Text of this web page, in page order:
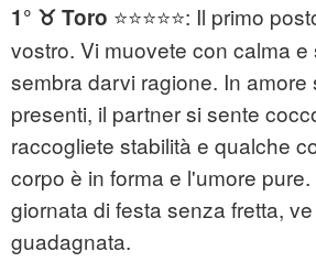
1° ♉ Toro ⭐⭐⭐⭐⭐: Il primo
vostro. Vi muovete con calma
sembra darvi ragione. In amore
presenti, il partner si sente
raccogliete stabilità e qualche
corpo è in forma e l'umore
giornata di festa senza fretta,
guadagnata.